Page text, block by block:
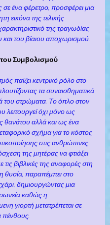
σε ένα φέρετρο, προσφέρει μια
εικόνα της τελικής
της τραγωδίας
του βίαιου αποχωρισμού.
Συμβολισμού
παίζει κεντρικό ρόλο στο
τα συναισθηματικά
του στρώματα. Το όπλο στον
λειτουργεί όχι μόνο ως
θανάτου αλλά και ως ένα
σχήμα για το κόστος
στις ανθρώπινες
της μητέρας να φτιάξει
τις βιβλικές της αναφορές στη
θυσία, παραπέμπει στο
δημιουργώντας μια
καθώς η
γιορτή μετατρέπεται σε
πένθους.